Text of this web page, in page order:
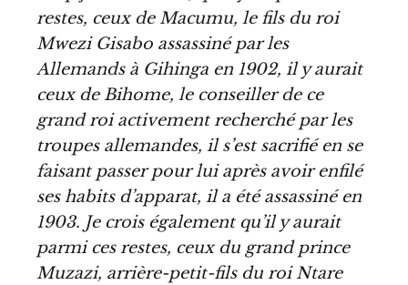
restes, ceux de Macumu, le fils du roi
Mwezi Gisabo assassiné par les
Allemands à Gihinga en 1902, il y aurait
ceux de Bihome, le conseiller de ce
grand roi activement recherché par les
troupes allemandes, il s’est sacrifié en se
faisant passer pour lui après avoir enfilé
ses habits d’apparat, il a été assassiné en
1903. Je crois également qu’il y aurait
parmi ces restes, ceux du grand prince
Muzazi, arrière-petit-fils du roi Ntare